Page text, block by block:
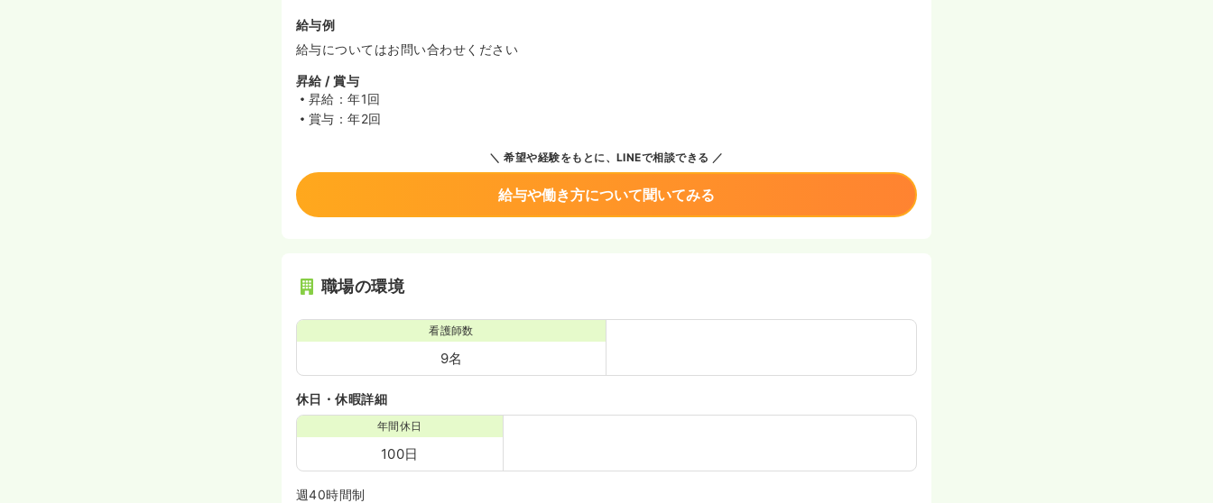
給与例
給与についてはお問い合わせください
昇給 / 賞与
昇給：年1回
賞与：年2回
希望や経験をもとに、LINEで相談できる
給与や働き方について聞いてみる
職場の環境
看護師数
9名
休日・休暇詳細
年間休日
100日
週40時間制